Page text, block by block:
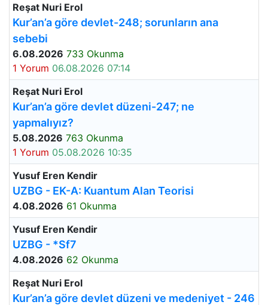
Reşat Nuri Erol
Kur’an’a göre devlet-248; sorunların ana
sebebi
6.08.2026 733 Okunma
1 Yorum 06.08.2026 07:14
Reşat Nuri Erol
Kur’an’a göre devlet düzeni-247; ne
yapmalıyız?
5.08.2026 763 Okunma
1 Yorum 05.08.2026 10:35
Yusuf Eren Kendir
UZBG - EK-A: Kuantum Alan Teorisi
4.08.2026 61 Okunma
Yusuf Eren Kendir
UZBG - *Sf7
4.08.2026 62 Okunma
Reşat Nuri Erol
Kur’an’a göre devlet düzeni ve medeniyet - 246